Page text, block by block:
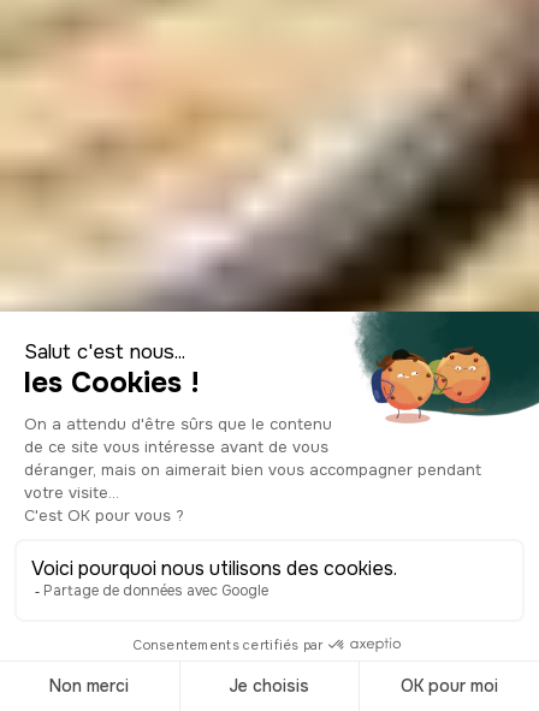
Que faire à
Amsterdam le
temps d’un week-
end ?